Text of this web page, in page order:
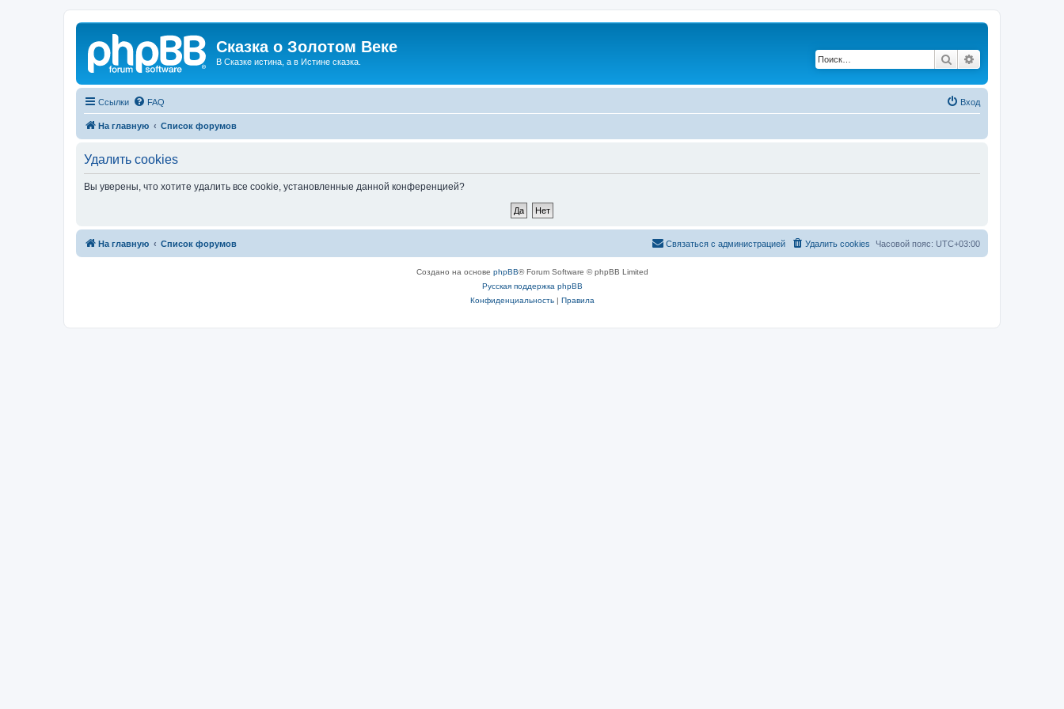
Сказка о Золотом Веке
В Сказке истина, а в Истине сказка. Поиск
Ссылки FAQ Вход
На главную Список форумов
Удалить cookies
Вы уверены, что хотите удалить все cookie, установленные данной конференцией?
На главную Список форумов Часовой пояс: UTC+03:00
Удалить cookies
Связаться с администрацией
Создано на основе phpBB® Forum Software © phpBB Limited
Русская поддержка phpBB
Конфиденциальность| Правила